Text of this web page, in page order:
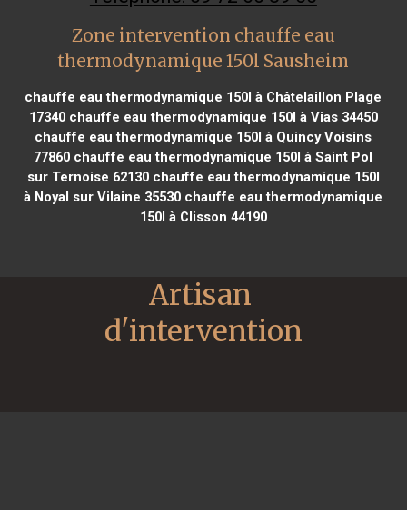
Zone intervention chauffe eau
thermodynamique 150l Sausheim
chauffe eau thermodynamique 150l à Châtelaillon Plage
17340chauffe eau thermodynamique 150l à Vias 34450
chauffe eau thermodynamique 150l à Quincy Voisins
77860 chauffe eau thermodynamique 150l à Saint Pol
sur Ternoise 62130chauffe eau thermodynamique 150l
à Noyal sur Vilaine 35530 chauffe eau thermodynamique
150l à Clisson 44190
Artisan
d'intervention